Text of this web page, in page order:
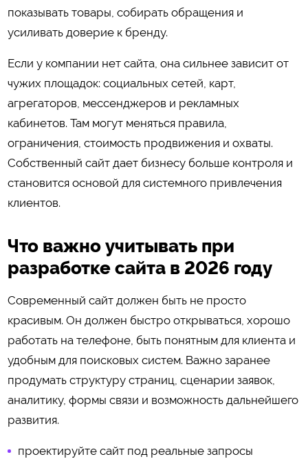
показывать товары, собирать обращения и
усиливать доверие к бренду.
Если у компании нет сайта, она сильнее зависит от
чужих площадок: социальных сетей, карт,
агрегаторов, мессенджеров и рекламных
кабинетов. Там могут меняться правила,
ограничения, стоимость продвижения и охваты.
Собственный сайт дает бизнесу больше контроля и
становится основой для системного привлечения
клиентов.
Что важно учитывать при
разработке сайта в 2026 году
Современный сайт должен быть не просто
красивым. Он должен быстро открываться, хорошо
работать на телефоне, быть понятным для клиента и
удобным для поисковых систем. Важно заранее
продумать структуру страниц, сценарии заявок,
аналитику, формы связи и возможность дальнейшего
развития.
проектируйте сайт под реальные запросы